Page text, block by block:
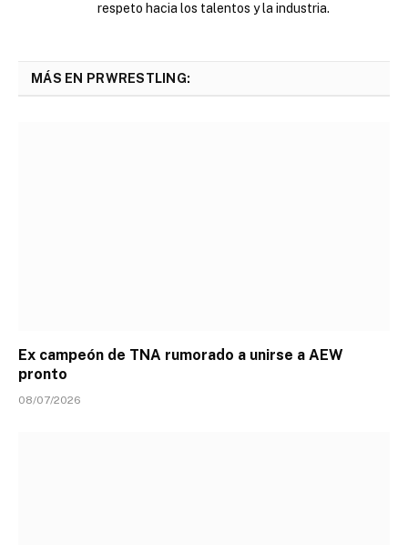
respeto hacia los talentos y la industria.
MÁS EN PRWRESTLING:
Ex campeón de TNA rumorado a unirse a AEW
pronto
08/07/2026